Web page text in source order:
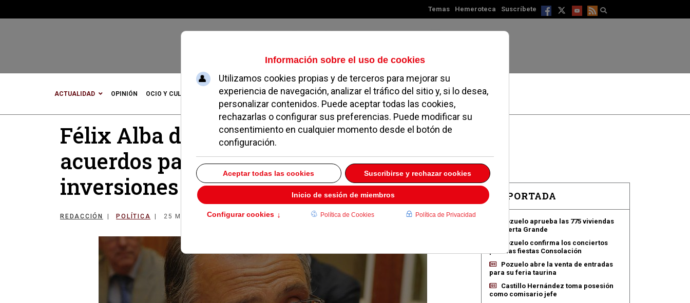
Temas Hemeroteca Suscríbete
Jueves, 06 de agosto de 2026
ACTUALIDAD OPINIÓN OCIO Y CULTURA DEPORTES MADRID NOROESTE SOCIEDAD MAGAZINE SERVICIOS
Félix Alba destaca del Pleno los
acuerdos para aumentar las
inversiones en Pozuelo
REDACCIÓN POLÍTICA 25 MAYO 2016
EN PORTADA
Pozuelo aprueba las 775 viviendas
de Huerta Grande
Pozuelo confirma los conciertos
para las fiestas Consolación
Pozuelo abre la venta de entradas
para su feria taurina
Castillo Hernández toma posesión
como comisario jefe